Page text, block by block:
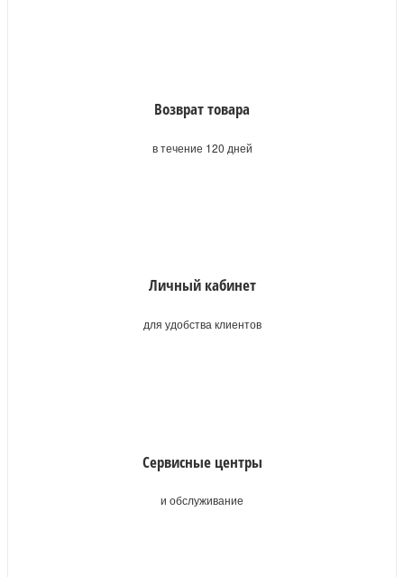
Возврат товара
в течение 120 дней
Личный кабинет
для удобства клиентов
Сервисные центры
и обслуживание